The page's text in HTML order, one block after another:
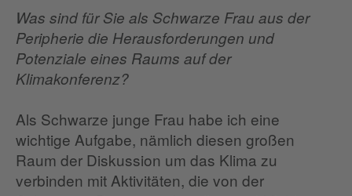
Was sind für Sie als Schwarze Frau aus der
Peripherie die Herausforderungen und
Potenziale eines Raums auf der
Klimakonferenz?
Als Schwarze junge Frau habe ich eine
wichtige Aufgabe, nämlich diesen großen
Raum der Diskussion um das Klima zu
verbinden mit Aktivitäten, die von der